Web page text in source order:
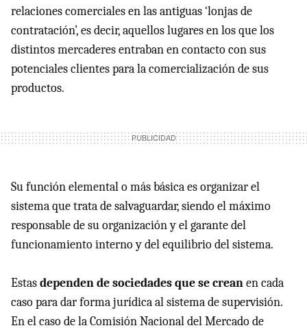
relaciones comerciales en las antiguas ‘lonjas de
contratación’, es decir, aquellos lugares en los que los
distintos mercaderes entraban en contacto con sus
potenciales clientes para la comercialización de sus
productos.
Su función elemental o más básica es organizar el
sistema que trata de salvaguardar, siendo el máximo
responsable de su organización y el garante del
funcionamiento interno y del equilibrio del sistema.
Estasdependen de sociedades que se creanen cada
caso para dar forma jurídica al sistema de supervisión.
En el caso de la Comisión Nacional del Mercado de